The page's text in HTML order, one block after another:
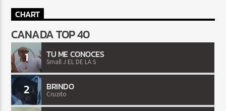
CHART
CANADA TOP 40
1 TU ME CONOCES
Small J EL DE LA S
2 BRINDO
Cruzito